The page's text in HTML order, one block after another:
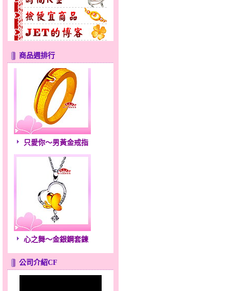
商品週排行
無限之愛～男黃金戒指
只愛你～男黃金戒指
心之舞～金銀鋼套鍊
公司介紹CF